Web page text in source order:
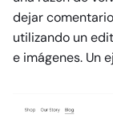
dejar
utilizando un
e imágenes. Un